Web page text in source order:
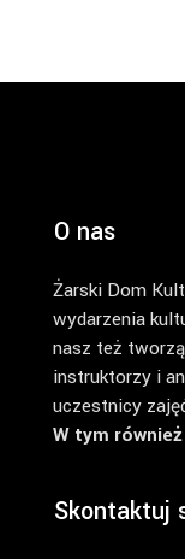
O nas
Żarski Dom
wydarzenia
nasz też
instruktorzy i
uczestnicy
W tym
Skontaktuj